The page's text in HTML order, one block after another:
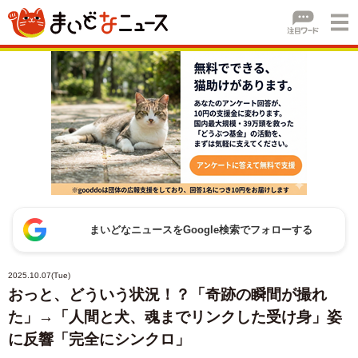
まいどなニュースをGoogle検索でフォローする
2025.10.07(Tue)
おっと、どういう状況！？「奇跡の瞬間が撮れ
た」→「人間と犬、魂までリンクした受け身」姿
に反響「完全にシンクロ」